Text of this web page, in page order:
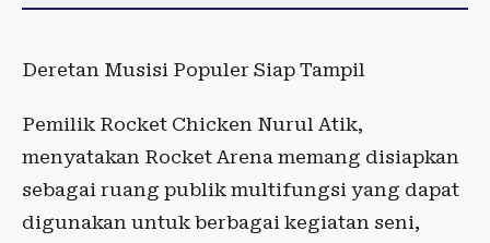
Deretan Musisi Populer Siap Tampil
Pemilik Rocket Chicken Nurul Atik,
menyatakan Rocket Arena memang disiapkan
sebagai ruang publik multifungsi yang dapat
digunakan untuk berbagai kegiatan seni,